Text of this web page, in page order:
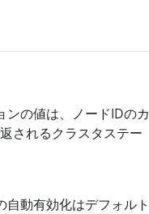
ンの値は、ノードIDのカ
されるクラスタステー
動有効化はデフォルト